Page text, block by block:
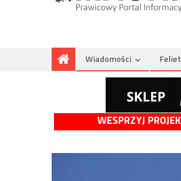
Wiadomości
WESPRZYJ